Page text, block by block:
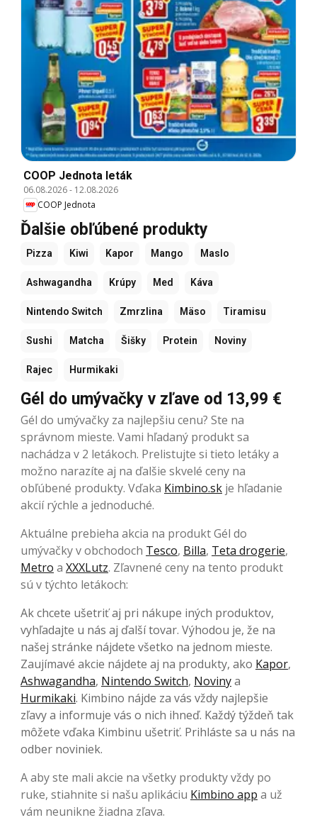
COOP Jednota leták
06.08.2026- 12.08.2026
COOP Jednota
Ďalšie obľúbené produkty
Pizza Kiwi Kapor Mango Maslo
Ashwagandha Krúpy Med Káva
Nintendo Switch Zmrzlina Mäso Tiramisu
Sushi Matcha Šišky Protein Noviny
Rajec Hurmikaki
Gél do umývačky v zľave od 13,99 €
Gél do umývačky za najlepšiu cenu? Ste na
správnom mieste. Vami hľadaný produkt sa
nachádza v 2 letákoch. Prelistujte si tieto letáky a
možno narazíte aj na ďalšie skvelé ceny na
obľúbené produkty. Vďaka Kimbino.sk je hľadanie
akcií rýchle a jednoduché.
Aktuálne prebieha akcia na produkt Gél do
umývačky v obchodoch Tesco, Billa, Teta drogerie,
Metro a XXXLutz. Zľavnené ceny na tento produkt
sú v týchto letákoch:
Ak chcete ušetriť aj pri nákupe iných produktov,
vyhľadajte u nás aj ďalší tovar. Výhodou je, že na
našej stránke nájdete všetko na jednom mieste.
Zaujímavé akcie nájdete aj na produkty, ako Kapor,
Ashwagandha, Nintendo Switch, Novinya
Hurmikaki. Kimbino nájde za vás vždy najlepšie
zľavy a informuje vás o nich ihneď. Každý týždeň tak
môžete vďaka Kimbinu ušetriť. Prihláste sa u nás na
odber noviniek.
A aby ste mali akcie na všetky produkty vždy po
ruke, stiahnite si našu aplikáciu Kimbino app a už
vám neunikne žiadna zľava.